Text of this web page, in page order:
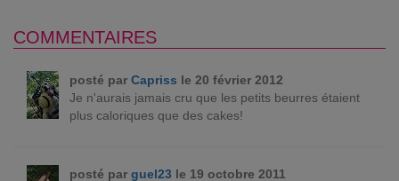
COMMENTAIRES
posté par Capriss le 20 février 2012
Je n'aurais jamais cru que les petits beurres étaient
plus caloriques que des cakes!
posté par guel23 le 19 octobre 2011